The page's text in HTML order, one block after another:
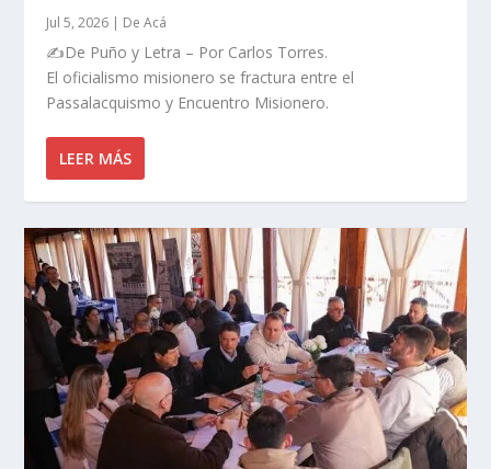
Jul 5, 2026 | De Acá
✍️De Puño y Letra – Por Carlos Torres.
El oficialismo misionero se fractura entre el
Passalacquismo y Encuentro Misionero.
LEER MÁS